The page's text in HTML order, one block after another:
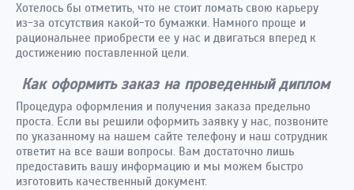
Хотелось бы отметить, что не стоит ломать свою карьеру
из-за отсутствия какой-то бумажки. Намного проще и
рациональнее приобрести ее у нас и двигаться вперед к
достижению поставленной цели.
Как оформить заказ на проведенный диплом
Процедура оформления и получения заказа предельно
проста. Если вы решили оформить заявку у нас, позвоните
по указанному на нашем сайте телефону и наш сотрудник
ответит на все ваши вопросы. Вам достаточно лишь
предоставить вашу информацию и мы можем быстро
изготовить качественный документ.